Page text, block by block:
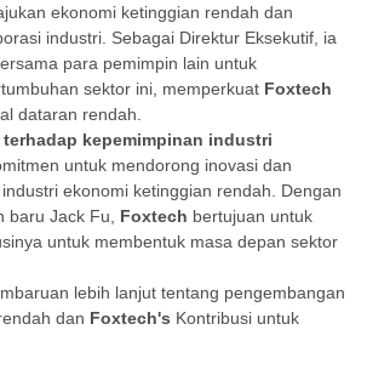
ekonomi ketinggian rendah dan
industri. Sebagai Direktur Eksekutif, ia
para pemimpin lain untuk
sektor ini, memperkuat Foxtech
dataran rendah.
kepemimpinan industri
untuk mendorong inovasi dan
ekonomi ketinggian rendah. Dengan
baru Jack Fu, Foxtech bertujuan untuk
untuk membentuk masa depan sektor
lebih lanjut tentang pengembangan
dan Foxtech's Kontribusi untuk